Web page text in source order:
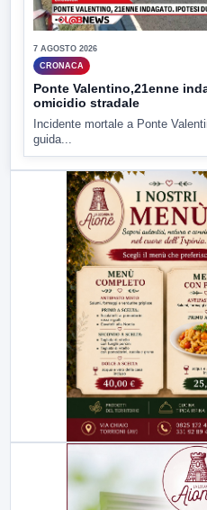
7 AGOSTO 2026
CRONACA
Ponte Valentino,21enne
omicidio stradale
Incidente mortale a Ponte
guida...